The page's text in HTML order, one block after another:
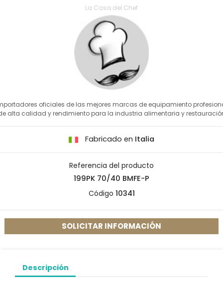
La Casa del Chef
oficiales de las mejores marcas de equipamiento
alta calidad y rendimiento para la industria alimentaria y
Fabricado en Italia
Referencia del producto
199PK 70/40 BMFE-P
Código 10341
SOLICITAR INFORMACIÓN
Descripción